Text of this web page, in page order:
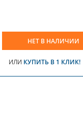
НЕТ В НАЛИЧИИ
ИЛИ КУПИТЬ В 1 КЛИК!